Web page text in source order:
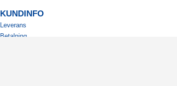
KUNDINFO
Leverans
Betalning